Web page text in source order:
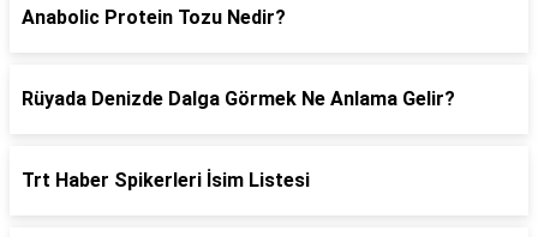
Anabolic Protein Tozu Nedir?
Rüyada Denizde Dalga Görmek Ne Anlama Gelir?
Trt Haber Spikerleri İsim Listesi